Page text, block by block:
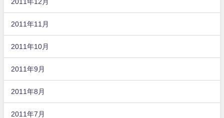
2011年11月
2011年10月
2011年9月
2011年8月
2011年7月